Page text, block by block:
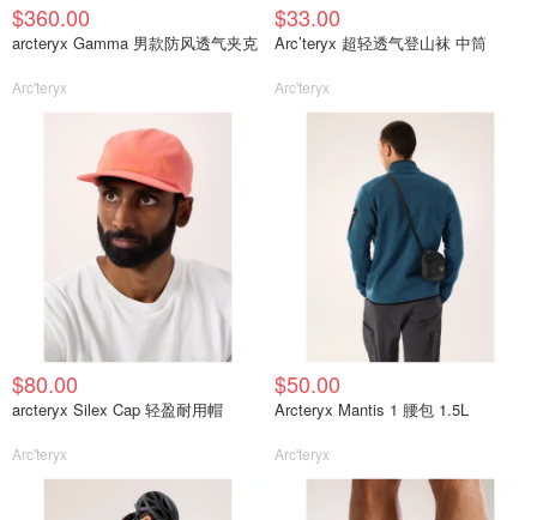
$360.00
arcteryx Gamma 男款防风透气夹克
Arc'teryx
$33.00
Arc’teryx 超轻透气登山袜 中筒
Arc'teryx
$80.00
arcteryx Silex Cap 轻盈耐用帽
Arc'teryx
$50.00
Arcteryx Mantis 1 腰包 1.5L
Arc'teryx